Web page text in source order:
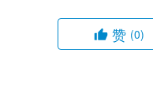
赞 (0)